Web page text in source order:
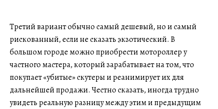
Третий вариант обычно самый дешевый, но и самый
рискованный, если не сказать экзотический. В
большом городе можно приобрести мотороллер у
частного мастера, который зарабатывает на том, что
покупает «убитые» скутеры и реанимирует их для
дальнейшей продажи. Честно сказать, иногда трудно
увидеть реальную разницу между этим и предыдущим